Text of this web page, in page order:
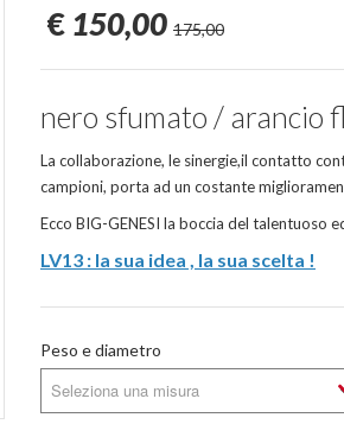
€ 150,00 175,00
nero sfumato / arancio
La collaborazione, le sinergie,il contatto
campioni, porta ad un costante
Ecco BIG-GENESI la boccia del talentuoso
LV13 : la sua idea , la sua scelta !
Peso e diametro
Seleziona una misura